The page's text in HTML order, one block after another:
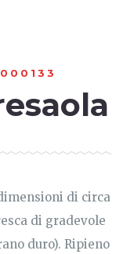
di circa
di gradevole
duro). Ripieno